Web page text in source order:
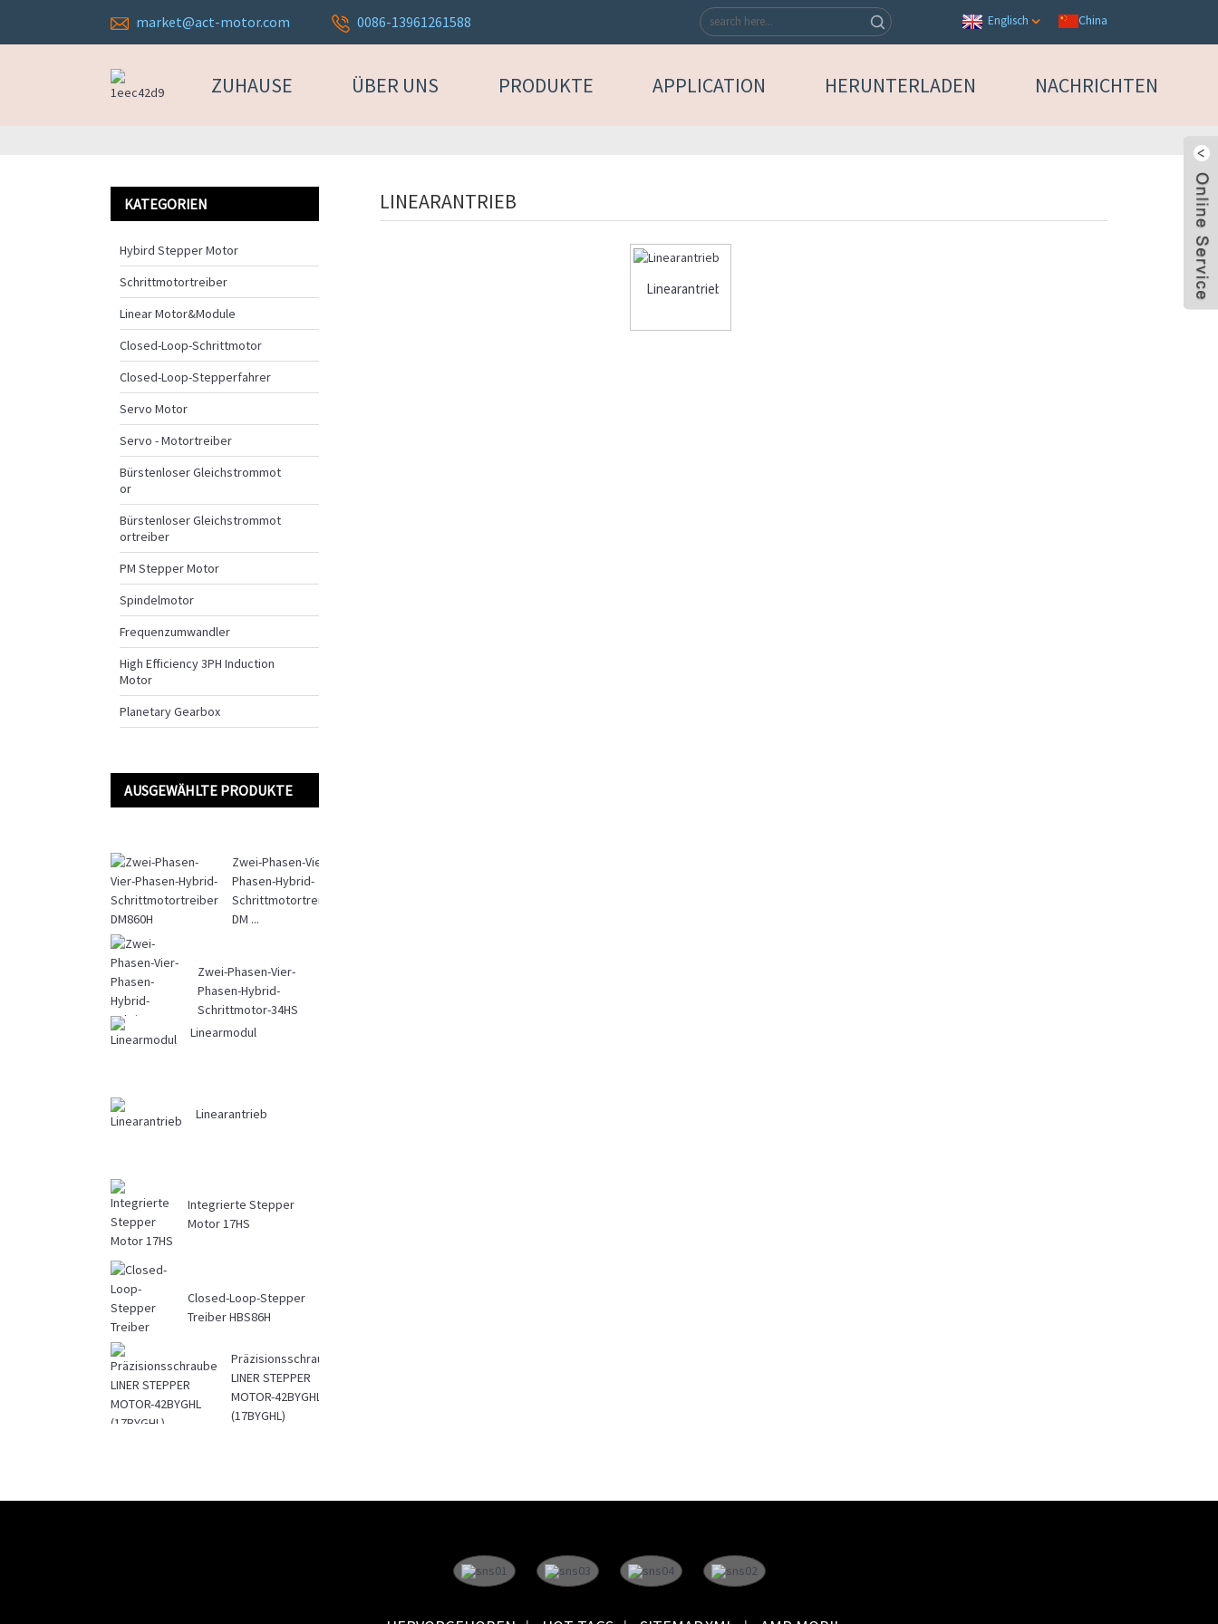
market@act-motor.com 0086-13961261588 Englisch China
ZUHAUSE ÜBER UNS PRODUKTE APPLICATION HERUNTERLADEN NACHRICHTEN
KATEGORIEN
Hybird Stepper Motor
Schrittmotortreiber
Linear Motor&Module
Closed-Loop-Schrittmotor
Closed-Loop-Stepperfahrer
Servo Motor
Servo - Motortreiber
Bürstenloser Gleichstrommot
or
Bürstenloser Gleichstrommot
ortreiber
PM Stepper Motor
Spindelmotor
Frequenzumwandler
High Efficiency 3PH Induction
Motor
Planetary Gearbox
AUSGEWÄHLTE PRODUKTE
Zwei-Phasen-Vier-
Phasen-Hybrid-
Schrittmotortreiber
DM ...
Zwei-Phasen-Vier-
Phasen-Hybrid-
Schrittmotor-34HS
Linearmodul
Linearantrieb
Integrierte Stepper
Motor 17HS
Closed-Loop-Stepper
Treiber HBS86H
Präzisionsschraube
LINER STEPPER
MOTOR-42BYGHL
(17BYGHL)
LINEARANTRIEB
Linearantrieb